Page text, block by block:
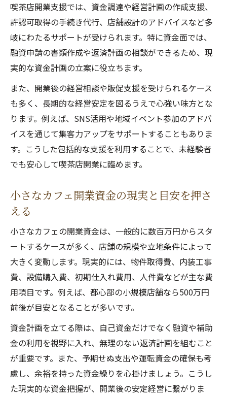
喫茶店開業支援では、資金調達や経営計画の作成支援、
許認可取得の手続き代行、店舗設計のアドバイスなど多
岐にわたるサポートが受けられます。特に資金面では、
融資申請の書類作成や返済計画の相談ができるため、現
実的な資金計画の立案に役立ちます。
また、開業後の経営相談や販促支援を受けられるケース
も多く、長期的な経営安定を図るうえで心強い味方とな
ります。例えば、SNS活用や地域イベント参加のアドバ
イスを通じて集客力アップをサポートすることもありま
す。こうした包括的な支援を利用することで、未経験者
でも安心して喫茶店開業に臨めます。
小さなカフェ開業資金の現実と目安を押さ
える
小さなカフェの開業資金は、一般的に数百万円からスタ
ートするケースが多く、店舗の規模や立地条件によって
大きく変動します。現実的には、物件取得費、内装工事
費、設備購入費、初期仕入れ費用、人件費などが主な費
用項目です。例えば、都心部の小規模店舗なら500万円
前後が目安となることが多いです。
資金計画を立てる際は、自己資金だけでなく融資や補助
金の利用を視野に入れ、無理のない返済計画を組むこと
が重要です。また、予期せぬ支出や運転資金の確保も考
慮し、余裕を持った資金繰りを心掛けましょう。こうし
た現実的な資金把握が、開業後の安定経営に繋がりま